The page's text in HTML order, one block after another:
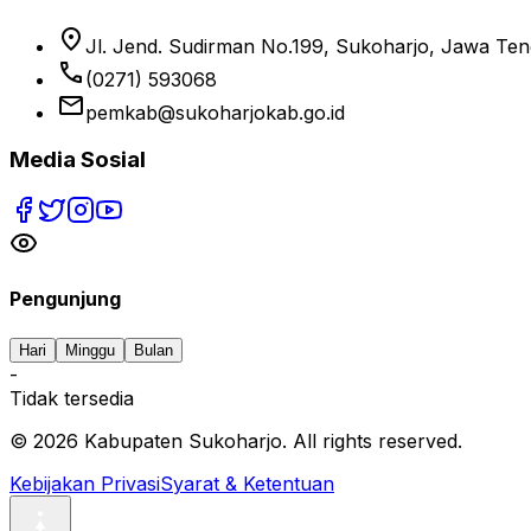
location_on Jl. Jend. Sudirman No.199, Sukoharjo, Jawa
phone (0271) 593068
emailpemkab@sukoharjokab.go.id
Media Sosial
Pengunjung
Hari Minggu Bulan
-
Tidak tersedia
© 2026 Kabupaten Sukoharjo. All rights reserved.
Kebijakan PrivasiSyarat & Ketentuan